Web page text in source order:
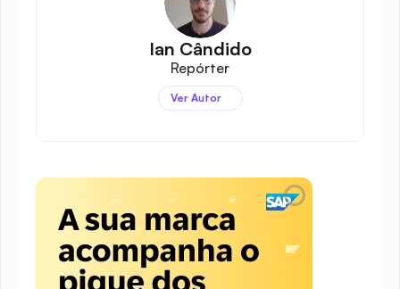
Ian Cândido
Repórter
Ver Autor